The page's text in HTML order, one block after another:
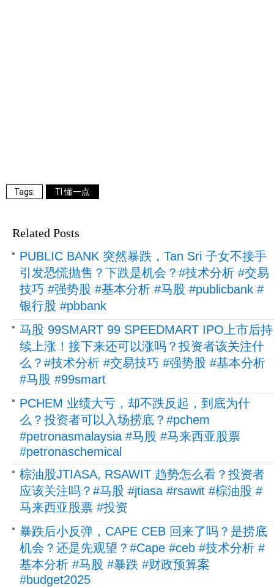
TI 懂一点
Related Posts
PUBLIC BANK 突然暴跌，Tan Sri 子女不接手
引发恐慌抛售？下跌是机会？#技术分析 #交易
技巧 #强势股 #基本分析 #马股 #publicbank #
银行股 #pbbank
马股 99SMART 99 SPEEDMART IPO上市后持
续上涨！接下来还可以涨吗？投资者该关注什
么？#技术分析 #交易技巧 #强势股 #基本分析
#马股 #99smart
PCHEM 业绩大亏，却不跌反起，到底为什
么？投资者可以入场捞底？#pchem
#petronasmalaysia #马股 #马来西亚股票
#petronaschemical
棕油股JTIASA, RSAWIT 趋势怎么看？投资者
应该关注吗？#马股 #jtiasa #rsawit #棕油股 #
马来西亚股票 #投资
暴跌后小反弹，CAPE CEB 回来了吗？是捞底
机会？还是先观望？#Cape #ceb #技术分析 #
基本分析 #马股 #暴跌 #财政预算案
#budget2025